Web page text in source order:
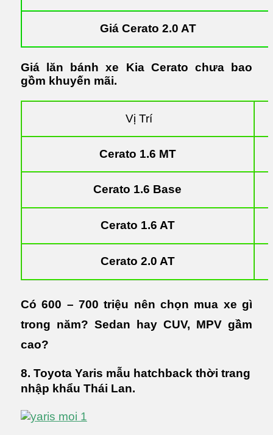
Giá Cerato 2.0 AT
Giá lăn bánh xe Kia Cerato chưa bao
gồm khuyến mãi.
Vị Trí
Cerato 1.6 MT
Cerato 1.6 Base
Cerato 1.6 AT
Cerato 2.0 AT
Có 600 – 700 triệu nên chọn mua xe gì
trong năm? Sedan hay CUV, MPV gầm
cao?
8. Toyota Yaris mẫu hatchback thời trang
nhập khẩu Thái Lan.